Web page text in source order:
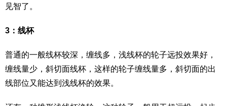
见智了。
3：线杯
普通的一般线杯较深，缠线多，浅线杯的轮子远投效果好，
缠线量少，斜切面线杯，这样的轮子缠线量多，斜切面的出
线部位又能达到浅线杯的效果。